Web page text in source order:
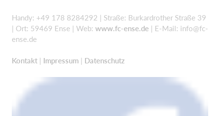
Handy: +49 178 8284292 | Straße: Burkardrother Straße 39
| Ort: 59469 Ense | Web: www.fc-ense.de | E-Mail: info@fc-
ense.de
Kontakt | Impressum | Datenschutz